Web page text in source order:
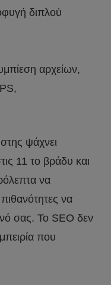
διπλού
αρχείων,
ψάχνει
11 το βράδυ και
να
να
σας. Το SEO δεν
που